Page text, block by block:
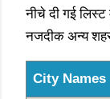
नीचे दी गई
नजदीक अन्य
City Names